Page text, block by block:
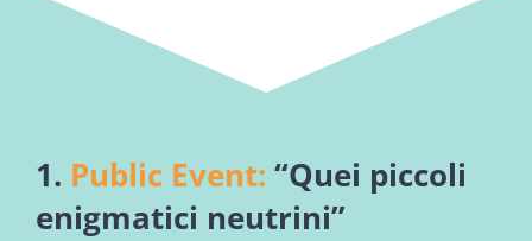
1. Public Event: “Quei piccoli
enigmatici neutrini”